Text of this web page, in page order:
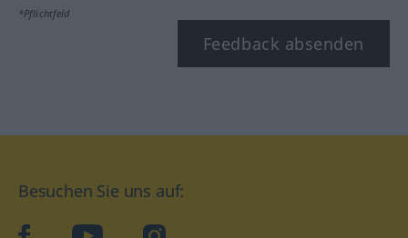
*Pflichtfeld
Feedback absenden
Besuchen Sie uns auf: